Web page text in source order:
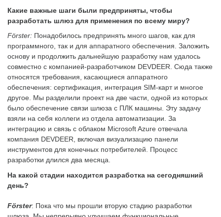
Какие важные шаги были предприняты, чтобы
разработать шлюз для применения по всему миру?
Förster: Понадобилось предпринять много шагов, как для
программного, так и для аппаратного обеспечения. Заложить
основу и продолжить дальнейшую разработку нам удалось
совместно с компанией-разработчиком DEVDEER. Сюда также
относятся требования, касающиеся аппаратного
обеспечения: сертификация, интеграция SIM-карт и многое
другое. Мы разделили проект на две части, одной из которых
было обеспечение связи шлюза с ПЛК машины. Эту задачу
взяли на себя коллеги из отдела автоматизации. За
интеграцию и связь с облаком Microsoft Azure отвечала
компания DEVDEER, включая визуализацию панели
инструментов для конечных потребителей. Процесс
разработки длился два месяца.
На какой стадии находится разработка на сегодняшний
день?
Förster: Пока что мы прошли вторую стадию разработки